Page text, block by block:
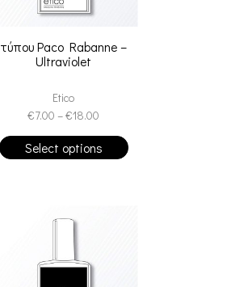
τύπου Paco Rabanne –
Ultraviolet
Etico
€7.00 –€18.00
Select options